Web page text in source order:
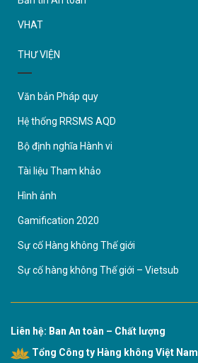
VHAT
THƯ VIỆN
Văn bản Pháp quy
Hệ thống RRSMS AQD
Bộ định nghĩa Hành vi
Tài liệu Tham khảo
Hình ảnh
Gamification 2020
Sự cố Hàng không Thế giới
Sự cố hàng không Thế giới – Vietsub
Liên hệ: Ban An toàn – Chất lượng
Tổng Công ty Hàng không Việt Nam